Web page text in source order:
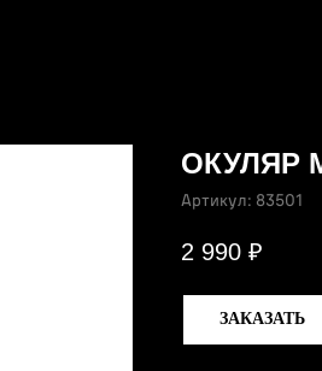
ОКУЛЯР
Артикул: 83501
2 990 ₽
ЗАКАЗАТЬ